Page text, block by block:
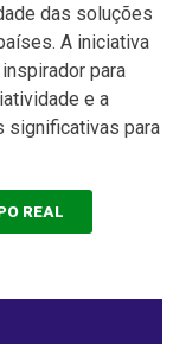
das soluções
A iniciativa
para
e a
significativas para
REAL